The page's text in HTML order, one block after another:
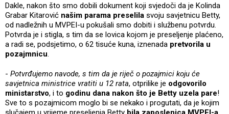
Dakle, nakon što smo dobili dokument koji svjedoči da je Kolinda
Grabar Kitarović našim parama preselila svoju savjetnicu Betty,
od nadležnih u MVPEI-u pokušali smo dobiti i službenu potvrdu.
Potvrda je i stigla, s tim da se lovica kojom je preseljenje plaćeno,
a radi se, podsjetimo, o 62 tisuće kuna, iznenada pretvorila u
pozajmnicu.
- Potvrđujemo navode, s tim da je riječ o pozajmici koju će
savjetnica ministrice vratiti u 12 rata, otprilike je odgovorilo
ministarstvo, i to godinu dana nakon što je Betty uzela pare!
Sve to s pozajmicom moglo bi se nekako i progutati, da je kojim